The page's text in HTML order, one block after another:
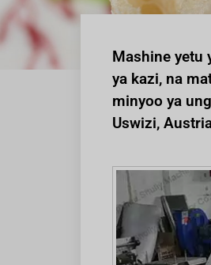
Mashine yetu
ya kazi, na
minyoo ya
Uswizi,